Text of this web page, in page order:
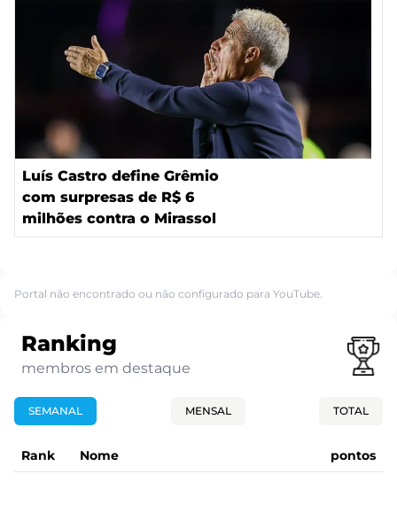
Luís Castro define Grêmio
com surpresas de R$ 6
milhões contra o Mirassol
Portal não encontrado ou não configurado para YouTube.
Ranking
membros em destaque
SEMANAL MENSAL TOTAL
Rank Nome pontos